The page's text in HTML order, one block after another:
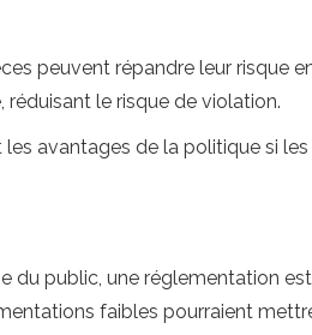
peuvent répandre leur risque
le risque de violation.
avantages de la politique si
du public, une réglementation est
faibles pourraient